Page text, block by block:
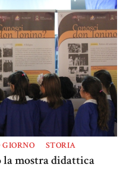
GIORNO STORIA
la mostra didattica